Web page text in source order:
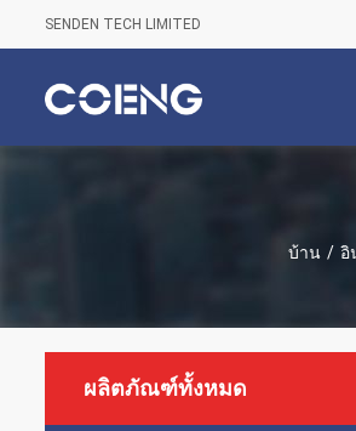
SENDEN TECH LIMITED
บ้าน / อิ
ผลิตภัณฑ์ทั้งหมด